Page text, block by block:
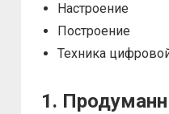
Настроение
Построение
Техника
1.